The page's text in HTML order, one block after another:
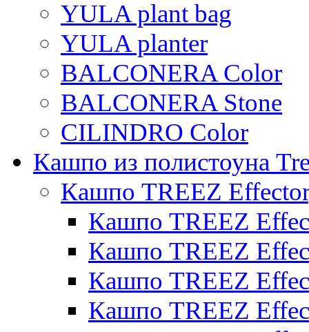
YULA plant bag
YULA planter
BALCONERA Color
BALCONERA Stone
CILINDRO Color
Кашпо из полистоуна
Кашпо TREEZ
Кашпо TREEZ
Кашпо TREEZ
Кашпо TREEZ
Кашпо TREEZ